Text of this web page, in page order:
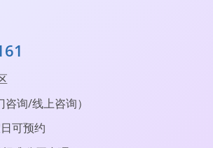
询/线上咨询）
可预约